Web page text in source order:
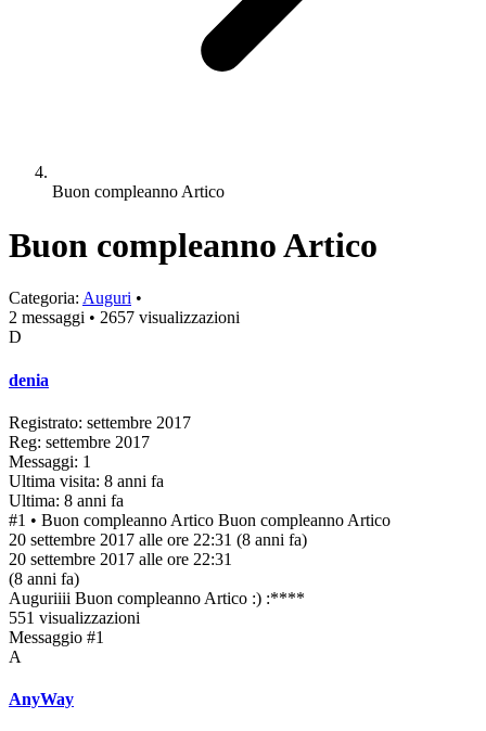
Buon compleanno Artico
Buon compleanno Artico
Categoria: Auguri •
2 messaggi • 2657 visualizzazioni
D
denia
Registrato: settembre 2017
Reg: settembre 2017
Messaggi: 1
Ultima visita: 8 anni fa
Ultima: 8 anni fa
#1 • Buon compleanno Artico Buon compleanno Artico
20 settembre 2017 alle ore 22:31 (8 anni fa)
20 settembre 2017 alle ore 22:31
(8 anni fa)
Auguriiii Buon compleanno Artico :) :****
551 visualizzazioni
Messaggio #1
A
AnyWay